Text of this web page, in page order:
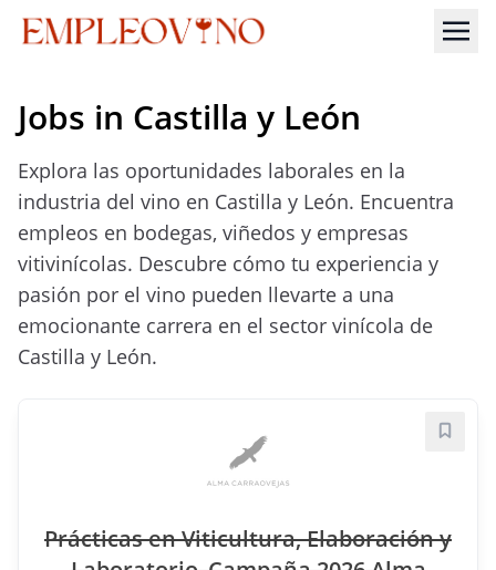
Jobs in Castilla y León
Explora las oportunidades laborales en la
industria del vino en Castilla y León. Encuentra
empleos en bodegas, viñedos y empresas
vitivinícolas. Descubre cómo tu experiencia y
pasión por el vino pueden llevarte a una
emocionante carrera en el sector vinícola de
Castilla y León.
Prácticas en Viticultura, Elaboración y
Save